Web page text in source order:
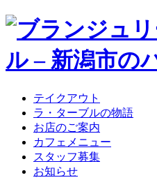
テイクアウト
ラ・ターブルの物語
お店のご案内
カフェメニュー
スタッフ募集
お知らせ